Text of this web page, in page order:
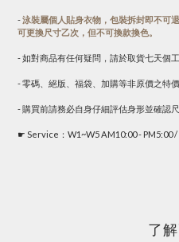
-泳裝屬個人貼身衣物，包裝拆封即不可
可更換尺寸乙次，但不可換款換色。
- 如對商品有任何疑問，請於取貨七天個
- 零碼、絕版、福袋、加購等非原價之特
- 購買前請務必自身仔細評估身形並確認尺
☛ Service：W1~W5 AM10:00 - PM5:00 /
了